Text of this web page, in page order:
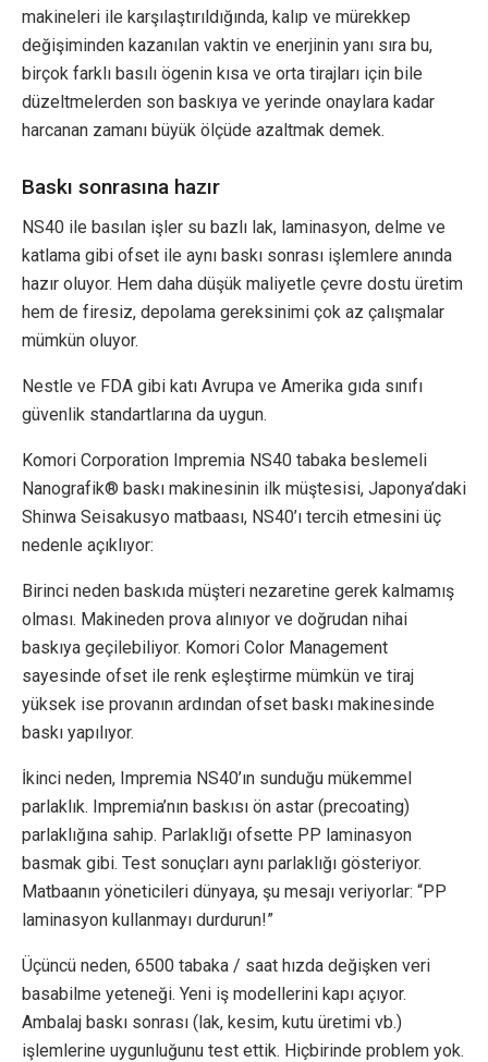
makineleri ile karşılaştırıldığında, kalıp ve mürekkep
değişiminden kazanılan vaktin ve enerjinin yanı sıra bu,
birçok farklı basılı ögenin kısa ve orta tirajları için bile
düzeltmelerden son baskıya ve yerinde onaylara kadar
harcanan zamanı büyük ölçüde azaltmak demek.
Baskı sonrasına hazır
NS40 ile basılan işler su bazlı lak, laminasyon, delme ve
katlama gibi ofset ile aynı baskı sonrası işlemlere anında
hazır oluyor. Hem daha düşük maliyetle çevre dostu üretim
hem de firesiz, depolama gereksinimi çok az çalışmalar
mümkün oluyor.
Nestle ve FDA gibi katı Avrupa ve Amerika gıda sınıfı
güvenlik standartlarına da uygun.
Komori Corporation Impremia NS40 tabaka beslemeli
Nanografik® baskı makinesinin ilk müştesisi, Japonya’daki
Shinwa Seisakusyo matbaası, NS40’ı tercih etmesini üç
nedenle açıklıyor:
Birinci neden baskıda müşteri nezaretine gerek kalmamış
olması. Makineden prova alınıyor ve doğrudan nihai
baskıya geçilebiliyor. Komori Color Management
sayesinde ofset ile renk eşleştirme mümkün ve tiraj
yüksek ise provanın ardından ofset baskı makinesinde
baskı yapılıyor.
İkinci neden, Impremia NS40’ın sunduğu mükemmel
parlaklık. Impremia’nın baskısı ön astar (precoating)
parlaklığına sahip. Parlaklığı ofsette PP laminasyon
basmak gibi. Test sonuçları aynı parlaklığı gösteriyor.
Matbaanın yöneticileri dünyaya, şu mesajı veriyorlar: “PP
laminasyon kullanmayı durdurun!”
Üçüncü neden, 6500 tabaka / saat hızda değişken veri
basabilme yeteneği. Yeni iş modellerini kapı açıyor.
Ambalaj baskı sonrası (lak, kesim, kutu üretimi vb.)
işlemlerine uygunluğunu test ettik. Hiçbirinde problem yok.